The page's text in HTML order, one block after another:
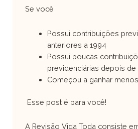
Se você
Possui contribuições
anteriores a 1994
Possui poucas
previdenciárias depois de
Começou a ganhar
Esse post é para você!
A Revisão Vida Toda consiste